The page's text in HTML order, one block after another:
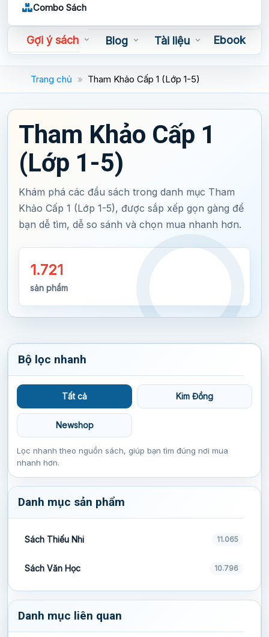
Combo Sách
Gợi ý sách Blog Tài liệu
Ebook
Sách nói
Trang chủ » Tham Khảo Cấp 1 (Lớp 1-5)
Tham Khảo Cấp 1
(Lớp 1-5)
Khám phá các đầu sách trong danh mục Tham
Khảo Cấp 1 (Lớp 1-5), được sắp xếp gọn gàng để
bạn dễ tìm, dễ so sánh và chọn mua nhanh hơn.
1.721
sản phẩm
Bộ lọc nhanh
Tất cả Kim Đồng
Newshop
Lọc nhanh theo nguồn sách, giúp bạn tìm đúng nơi mua
nhanh hơn.
Danh mục sản phẩm
Sách Thiếu Nhi 11.065
Sách Văn Học 10.796
Danh mục liên quan